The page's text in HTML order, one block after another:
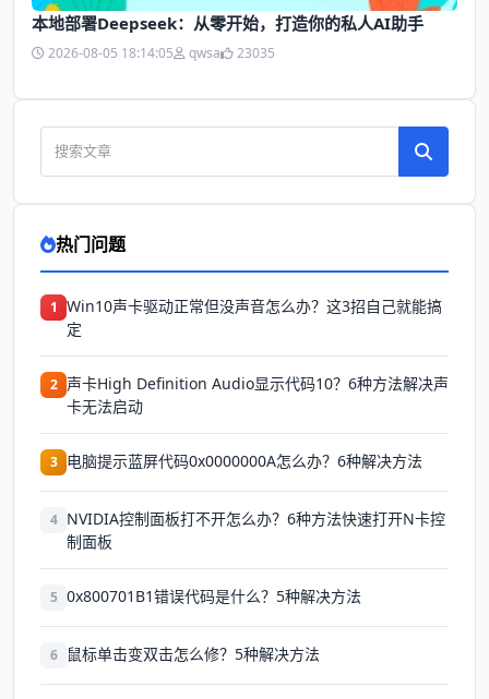
本地部署Deepseek：从零开始，打造你的私人AI助手
2026-08-05 18:14:05 qwsa 23035
热门问题
1 Win10声卡驱动正常但没声音怎么办？这3招自己就能搞
定
2 声卡High Definition Audio显示代码10？6种方法解决声
卡无法启动
3 电脑提示蓝屏代码0x0000000A怎么办？6种解决方法
4 NVIDIA控制面板打不开怎么办？6种方法快速打开N卡控
制面板
5 0x800701B1错误代码是什么？5种解决方法
6 鼠标单击变双击怎么修？5种解决方法